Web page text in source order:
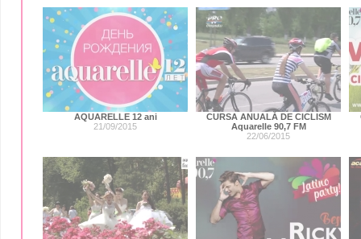
AQUARELLE 12 ani
21/09/2015
CURSA ANUALĂ DE CICLISM
Aquarelle 90,7 FM
22/06/2015